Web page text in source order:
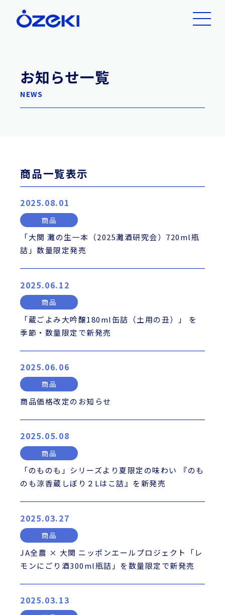
お知らせ一覧
NEWS
商品一覧表示
2025.08.01
商品
「大関 灘の生一本（2025灘酒研究会）720ml瓶
詰」数量限定発売
2025.06.12
商品
「蔵ごよみ大吟醸180ml缶詰（土用の丑）」 を
季節・数量限定で新発売
2025.06.06
商品
商品価格改定のお知らせ
2025.05.08
商品
「のものも」シリーズより夏限定の味わい 『のも
のも涼香蔵しぼり２Lはこ詰』を新発売
2025.03.27
商品
JA全農 × 大関 ニッポンエールプロジェクト「レ
モンにごり酒300ml瓶詰」を数量限定で新発売
2025.03.13